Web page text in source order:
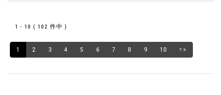
1 - 10 ( 102 件中 )
1 2 3 4 5 6 7 8 9 10 =>